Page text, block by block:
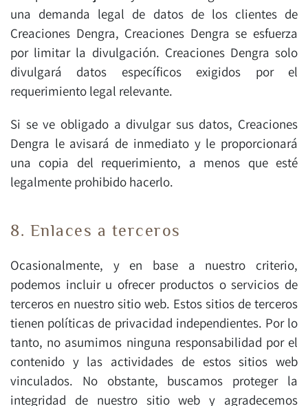
una demanda legal de datos de los clientes de
Creaciones Dengra, Creaciones Dengra se esfuerza
por limitar la divulgación. Creaciones Dengra solo
divulgará datos específicos exigidos por el
requerimiento legal relevante.
Si se ve obligado a divulgar sus datos, Creaciones
Dengra le avisará de inmediato y le proporcionará
una copia del requerimiento, a menos que esté
legalmente prohibido hacerlo.
8. Enlaces a terceros
Ocasionalmente, y en base a nuestro criterio,
podemos incluir u ofrecer productos o servicios de
terceros en nuestro sitio web. Estos sitios de terceros
tienen políticas de privacidad independientes. Por lo
tanto, no asumimos ninguna responsabilidad por el
contenido y las actividades de estos sitios web
vinculados. No obstante, buscamos proteger la
integridad de nuestro sitio web y agradecemos